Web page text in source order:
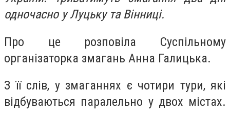
одночасно у Луцьку та Вінниці.
Про це розповіла Суспільному
організаторка змагань Анна Галицька.
З її слів, у змаганнях є чотири тури, які
відбуваються паралельно у двох містах.